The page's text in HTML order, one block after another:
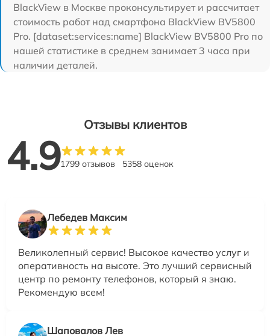
BlackView в Москве проконсультирует и рассчитает
стоимость работ над смартфона BlackView BV5800
Pro. [dataset:services:name] BlackView BV5800 Pro по
нашей статистике в среднем занимает 3 часа при
наличии деталей.
Отзывы клиентов
4.91799 отзывов 5358 оценок
Лебедев Максим
Великолепный сервис! Высокое качество услуг и
оперативность на высоте. Это лучший сервисный
центр по ремонту телефонов, который я знаю.
Рекомендую всем!
Шаповалов Лев